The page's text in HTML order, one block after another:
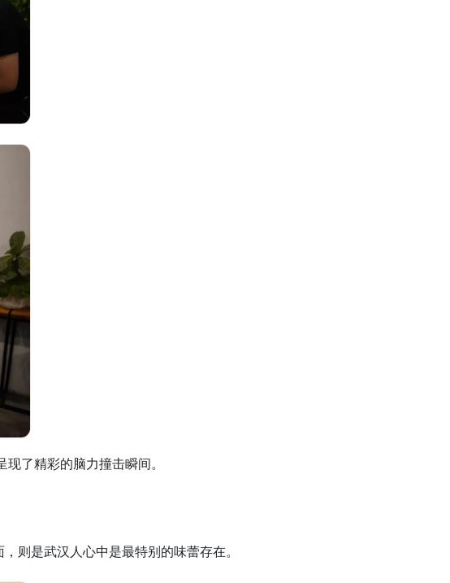
了精彩的脑力撞击瞬间。
则是武汉人心中是最特别的味蕾存在。